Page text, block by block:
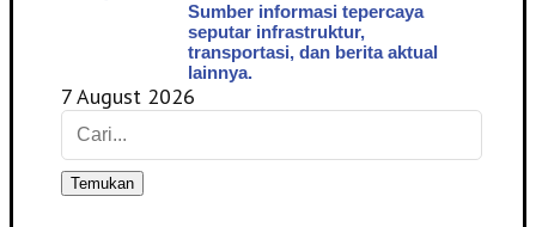
Sumber informasi tepercaya
seputar infrastruktur,
transportasi, dan berita aktual
lainnya.
7 August 2026
Temukan